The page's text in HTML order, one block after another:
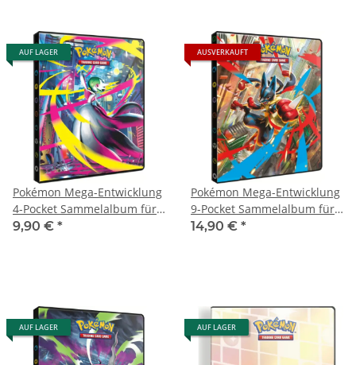
AUF LAGER
Pokémon Mega-Entwicklung
4-Pocket Sammelalbum für
80 Karten
9,90 € *
AUSVERKAUFT
Pokémon Mega-Entwicklung
9-Pocket Sammelalbum für
252 Karten
14,90 € *
AUF LAGER AUF LAGER